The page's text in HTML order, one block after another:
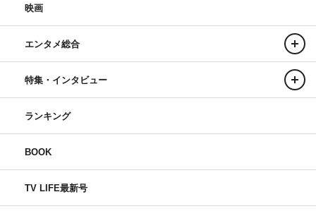
映画
エンタメ総合
特集・インタビュー
ランキング
BOOK
TV LIFE最新号